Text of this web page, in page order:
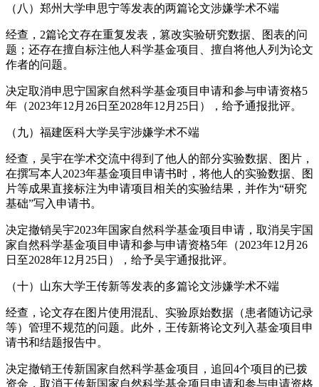
（八）郑州大学申思宁等发表的两篇论文涉嫌学术不端
经查，2篇论文存在重复发表，篡改实验研究数据、图表的问
题；还存在擅自标注他人科学基金项目、擅自将他人列为论文
作者的问题。
决定取消申思宁国家自然科学基金项目申请和参与申请资格5
年（2023年12月26日至2028年12月25日），给予通报批评。
（九）福建医科大学吴宇涉嫌学术不端
经查，吴宇在学术交流中得到了他人的部分实验数据、图片，
在撰写本人2023年基金项目申请书时，将他人的实验数据、图
片等成果直接标注为申请项目相关的实验结果，并作为“研究
基础”写入申请书。
决定撤销吴宇2023年国家自然科学基金项目申请，取消吴宇国
家自然科学基金项目申请和参与申请资格5年（2023年12月26
日至2028年12月25日），给予吴宇通报批评。
（十）山东大学王传新等发表的多篇论文涉嫌学术不端
经查，论文存在图片使用混乱、实验原始数据（患者随访记录
等）管理不规范的问题。此外，王传新将论文列入基金项目申
请书和结题报告中。
决定撤销王传新国家自然科学基金项目，追回4个项目的已拨
资金，取消王传新国家自然科学基金项目申请和参与申请资格